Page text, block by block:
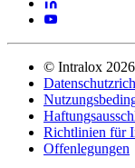
© Intralox 2026
Richtlinien für
Offenlegungen